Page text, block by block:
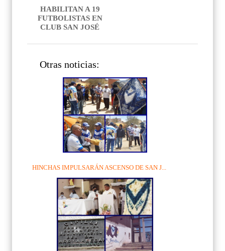
HABILITAN A 19
FUTBOLISTAS EN
CLUB SAN JOSÉ
Otras noticias:
HINCHAS IMPULSARÁN ASCENSO DE SAN J...